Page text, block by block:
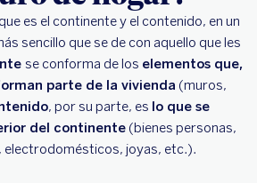
es el continente y el contenido, en un
sencillo que se de con aquello que les
se conforma de los elementos que,
parte de la vivienda (muros,
, por su parte, es lo que se
del continente (bienes personas,
electrodomésticos, joyas, etc.).